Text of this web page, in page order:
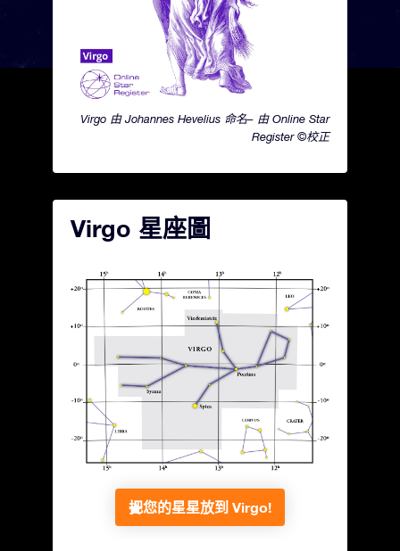
Virgo 由 Johannes Hevelius 命名– 由 Online Star
Register ©校正
Virgo 星座圖
把您的星星放到 Virgo!